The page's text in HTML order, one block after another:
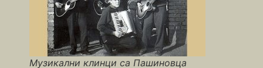
Музикални клинци са Пашиновца